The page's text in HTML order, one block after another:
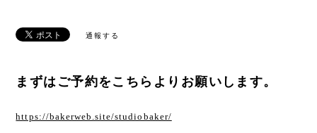
通報する
まずはご予約をこちらよりお願いします。
https://bakerweb.site/studiobaker/